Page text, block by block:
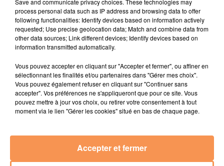
TITRES DIFFUSÉS
15h37
15h37 15h34
15h34
Si Antes Te Hubiera
15h31
15h31
process personal data such as IP address and browsing data to offer
following functionalities: Identify devices based on information actively
requested; Use precise geolocation data; Match and combine data from
other data sources; Link different devices; Identify devices based on
information transmitted automatically.
Vous pouvez accepter en cliquant sur "Accepter et fermer", ou affiner en
sélectionnant les finalités et/ou partenaires dans "Gérer mes choix".
Vous pouvez également refuser en cliquant sur "Continuer sans
accepter". Vos préférences ne s'appliqueront que pour ce site. Vous
pouvez mettre à jour vos choix, ou retirer votre consentement à tout
moment via le lien "Gérer les cookies" situé en bas de chaque page.
Accepter et fermer